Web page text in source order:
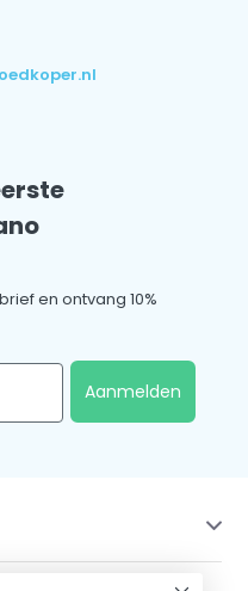
en ontvang 10%
Aanmelden